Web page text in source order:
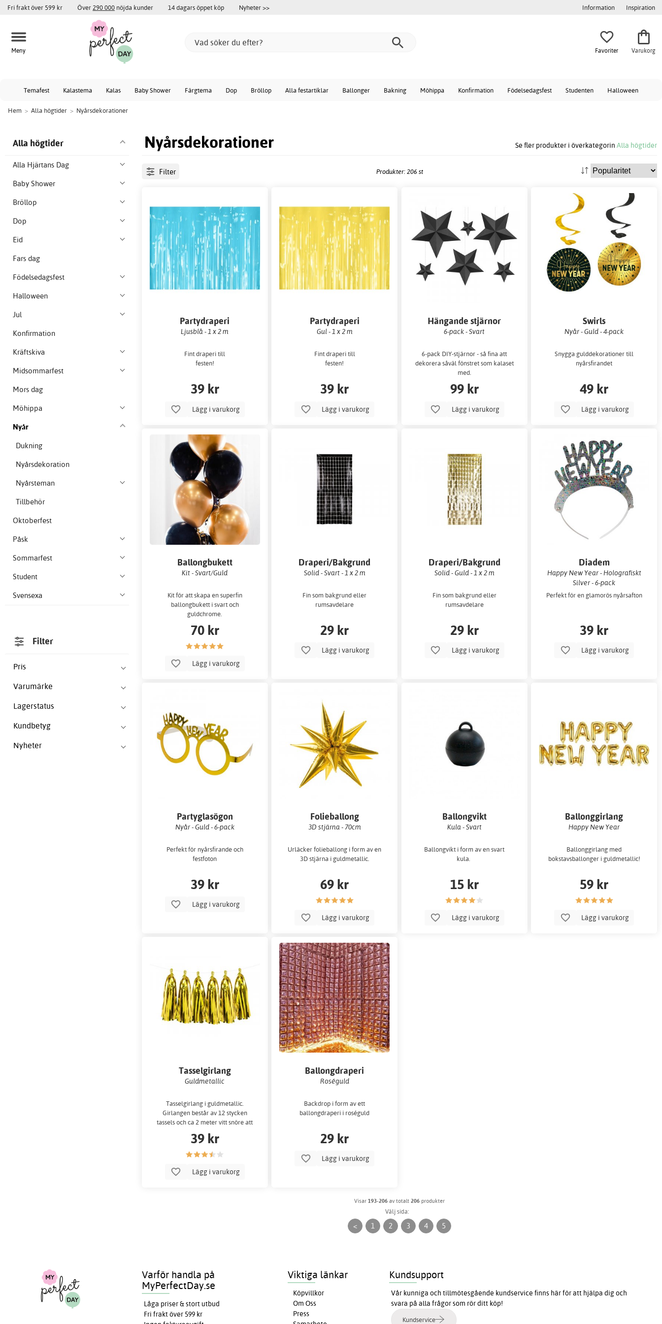
Fri frakt över 599 kr Över 290 000 nöjda kunder 14 dagars öppet köp Nyheter >> Information Inspiration
Meny Favoriter Varukorg
Temafest Kalastema Kalas Baby Shower Färgtema Dop Bröllop Alla festartiklar Ballonger Bakning Möhippa Konfirmation Födelsedagsfest Studenten Halloween
Hem > Alla högtider > Nyårsdekorationer
Nyårsdekorationer Se fler produkter i överkategorin Alla högtider
Alla högtider
Alla Hjärtans Dag
Baby Shower
Bröllop
Dop
Eid
Fars dag
Födelsedagsfest
Halloween
Jul
Konfirmation
Kräftskiva
Midsommarfest
Mors dag
Möhippa
Nyår
Dukning
Nyårsdekoration
Nyårsteman
Tillbehör
Oktoberfest
Påsk
Sommarfest
Student
Svensexa
Filter
Pris
Varumärke
Lagerstatus
Kundbetyg
Nyheter
Filter Produkter: 206 st
Partydraperi
Ljusblå - 1 x 2 m
Fint draperi till
festen!
39 kr
Lägg i varukorg
Partydraperi
Gul - 1 x 2 m
Fint draperi till
festen!
39 kr
Lägg i varukorg
Hängande stjärnor
6-pack - Svart
6-pack DIY-stjärnor - så fina att
dekorera såväl fönstret som kalaset
med.
99 kr
Lägg i varukorg
Swirls
Nyår - Guld - 4-pack
Snygga gulddekorationer till
nyårsfirandet
49 kr
Lägg i varukorg
Ballongbukett
Kit - Svart/Guld
Kit för att skapa en superfin
ballongbukett i svart och
guldchrome.
70 kr
Lägg i varukorg
Draperi/Bakgrund
Solid - Svart - 1 x 2 m
Fin som bakgrund eller
rumsavdelare
29 kr
Lägg i varukorg
Draperi/Bakgrund
Solid - Guld - 1 x 2 m
Fin som bakgrund eller
rumsavdelare
29 kr
Lägg i varukorg
Diadem
Happy New Year - Holografiskt
Silver - 6-pack
Perfekt för en glamorös nyårsafton
39 kr
Lägg i varukorg
Partyglasögon
Nyår - Guld - 6-pack
Perfekt för nyårsfirande och
festfoton
39 kr
Lägg i varukorg
Folieballong
3D stjärna - 70cm
Urläcker folieballong i form av en
3D stjärna i guldmetallic.
69 kr
Lägg i varukorg
Ballongvikt
Kula - Svart
Ballongvikt i form av en svart
kula.
15 kr
Lägg i varukorg
Ballonggirlang
Happy New Year
Ballonggirlang med
bokstavsballonger i guldmetallic!
59 kr
Lägg i varukorg
Tasselgirlang
Guldmetallic
Tasselgirlang i guldmetallic.
Girlangen består av 12 stycken
tassels och ca 2 meter vitt snöre att
fästa dem på.
39 kr
Lägg i varukorg
Ballongdraperi
Roséguld
Backdrop i form av ett
ballongdraperi i roséguld
29 kr
Lägg i varukorg
Visar193-206 av totalt206 produkter
Välj sida:
< 1 2 3 4 5
Varför handla på
MyPerfectDay.se
Låga priser & stort utbud
Fri frakt över 599 kr
Viktiga länkar
Köpvillkor
Om Oss
Press
Kundsupport
Vår kunniga och tillmötesgående kundservice finns här för att hjälpa dig och
svara på alla frågor som rör ditt köp!
Kundservice